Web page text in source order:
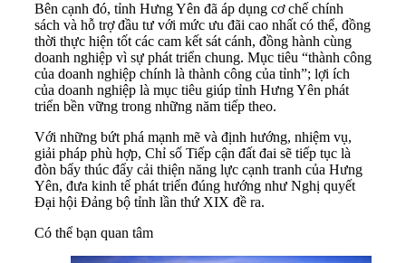
Bên cạnh đó, tỉnh Hưng Yên đã áp dụng cơ chế chính
sách và hỗ trợ đầu tư với mức ưu đãi cao nhất có thể, đồng
thời thực hiện tốt các cam kết sát cánh, đồng hành cùng
doanh nghiệp vì sự phát triển chung. Mục tiêu “thành công
của doanh nghiệp chính là thành công của tỉnh”; lợi ích
của doanh nghiệp là mục tiêu giúp tỉnh Hưng Yên phát
triển bền vững trong những năm tiếp theo.
Với những bứt phá mạnh mẽ và định hướng, nhiệm vụ,
giải pháp phù hợp, Chỉ số Tiếp cận đất đai sẽ tiếp tục là
đòn bẩy thúc đẩy cải thiện năng lực cạnh tranh của Hưng
Yên, đưa kinh tế phát triển đúng hướng như Nghị quyết
Đại hội Đảng bộ tỉnh lần thứ XIX đề ra.
Có thể bạn quan tâm